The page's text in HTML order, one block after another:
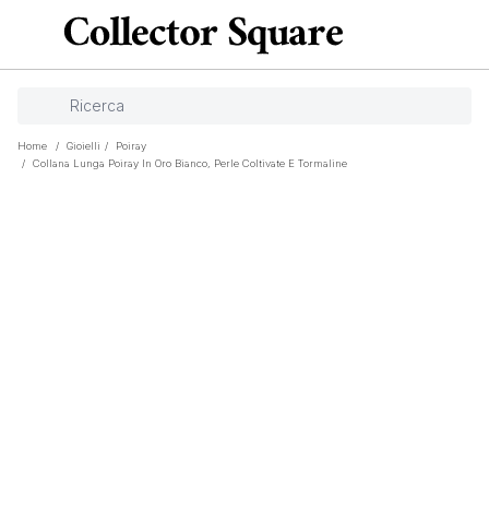
Home / Gioielli /
Poiray
/
Collana Lunga Poiray In Oro Bianco, Perle Coltivate E Tormaline